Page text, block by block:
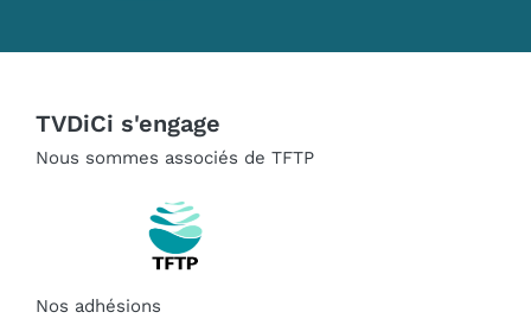
TVDiCi s'engage
Nous sommes associés de TFTP
Nos adhésions